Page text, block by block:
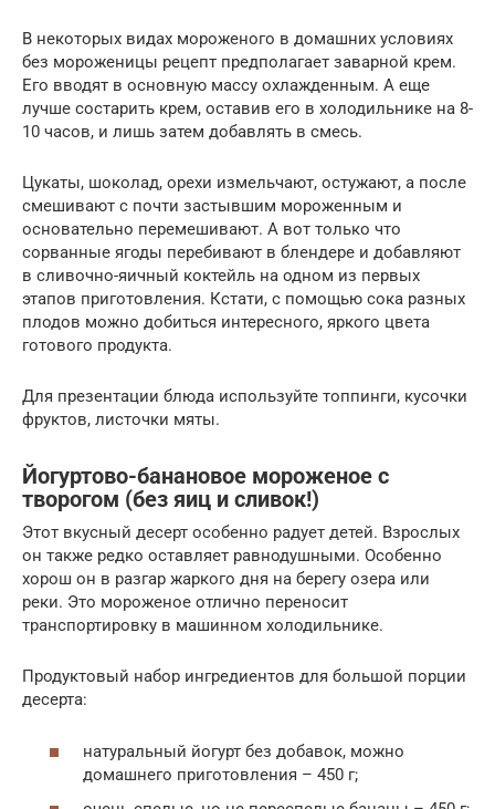
В некоторых видах мороженого в домашних условиях
без мороженицы рецепт предполагает заварной крем.
Его вводят в основную массу охлажденным. А еще
лучше состарить крем, оставив его в холодильнике на 8-
10 часов, и лишь затем добавлять в смесь.
Цукаты, шоколад, орехи измельчают, остужают, а после
смешивают с почти застывшим мороженным и
основательно перемешивают. А вот только что
сорванные ягоды перебивают в блендере и добавляют
в сливочно-яичный коктейль на одном из первых
этапов приготовления. Кстати, с помощью сока разных
плодов можно добиться интересного, яркого цвета
готового продукта.
Для презентации блюда используйте топпинги, кусочки
фруктов, листочки мяты.
Йогуртово-банановое мороженое с
творогом (без яиц и сливок!)
Этот вкусный десерт особенно радует детей. Взрослых
он также редко оставляет равнодушными. Особенно
хорош он в разгар жаркого дня на берегу озера или
реки. Это мороженое отлично переносит
транспортировку в машинном холодильнике.
Продуктовый набор ингредиентов для большой порции
десерта:
натуральный йогурт без добавок, можно
домашнего приготовления – 450 г;